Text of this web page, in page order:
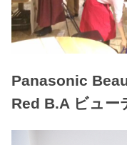
Panasonic
Red B.A ビュー